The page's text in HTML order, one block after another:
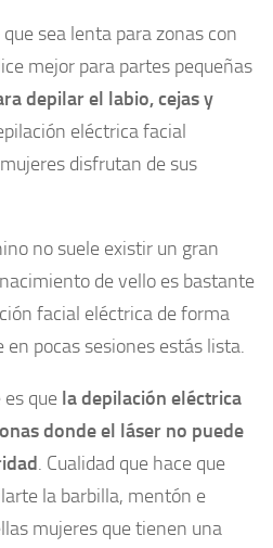
sea lenta para zonas con
mejor para partes pequeñas
depilar el labio, cejas y
eléctrica facial
disfrutan de sus
no suele existir un gran
de vello es bastante
facial eléctrica de forma
pocas sesiones estás lista.
que la depilación eléctrica
donde el láser no puede
. Cualidad que hace que
la barbilla, mentón e
mujeres que tienen una